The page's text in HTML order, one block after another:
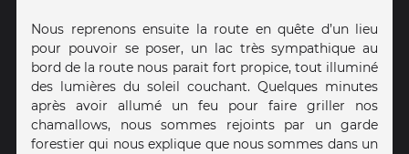
Nous reprenons ensuite la route en quête d’un lieu
pour pouvoir se poser, un lac très sympathique au
bord de la route nous parait fort propice, tout illuminé
des lumières du soleil couchant. Quelques minutes
après avoir allumé un feu pour faire griller nos
chamallows, nous sommes rejoints par un garde
forestier qui nous explique que nous sommes dans un